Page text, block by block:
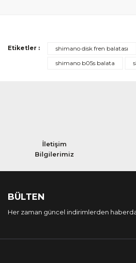
Shimano kalitesi
Ürün zaten çok kaliteli kutusuz geliyor fakat
Herşey için çok teşekkür ederim.
Etiketler : shimano disk fren balatası
shimano b05s balata
İletişim
Bilgilerimiz
BÜLTEN
Her zaman güncel indirimlerden